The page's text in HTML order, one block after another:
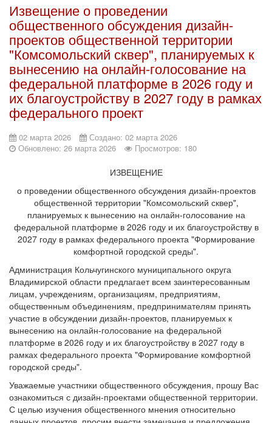
Извещение о проведении
общественного обсуждения дизайн-
проектов общественной территории
"Комсомольский сквер", планируемых к
вынесению на онлайн-голосование на
федеральной платформе в 2026 году и
их благоустройству в 2027 году в рамках
федерального проект
02 марта 2026
Создано: 02 марта 2026
Обновлено: 26 марта 2026
Просмотров: 180
ИЗВЕЩЕНИЕ
о проведении общественного обсуждения дизайн-проектов
общественной территории "Комсомольский сквер",
планируемых к вынесению на онлайн-голосование на
федеральной платформе в 2026 году и их благоустройству в
2027 году в рамках федерального проекта "Формирование
комфортной городской среды".
Администрация Кольчугинского муниципального округа
Владимирской области предлагает всем заинтересованным
лицам, учреждениям, организациям, предприятиям,
общественным объединениям, предпринимателям принять
участие в обсуждении дизайн-проектов, планируемых к
вынесению на онлайн-голосование на федеральной
платформе в 2026 году и их благоустройству в 2027 году в
рамках федерального проекта "Формирование комфортной
городской среды".
Уважаемые участники общественного обсуждения, прошу Вас
ознакомиться с дизайн-проектами общественной территории.
С целью изучения общественного мнения относительно